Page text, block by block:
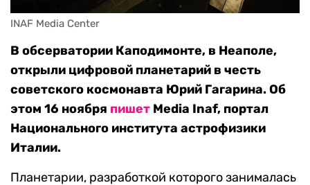
INAF Media Center
В обсерватории Каподимонте, в Неаполе,
открыли цифровой планетарий в честь
советского космонавта Юрий Гагарина. Об
этом 16 ноября пишет Media Inaf, портал
Национального института астрофизики
Италии.
Планетарии, разработкой которого занималась